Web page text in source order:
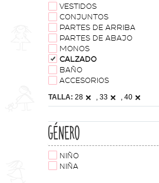
VESTIDOS
CONJUNTOS
PARTES DE ARRIBA
PARTES DE ABAJO
MONOS
CALZADO
BAÑO
ACCESORIOS
TALLA: 28 , 33 , 40
GÉNERO
NIÑO
NIÑA